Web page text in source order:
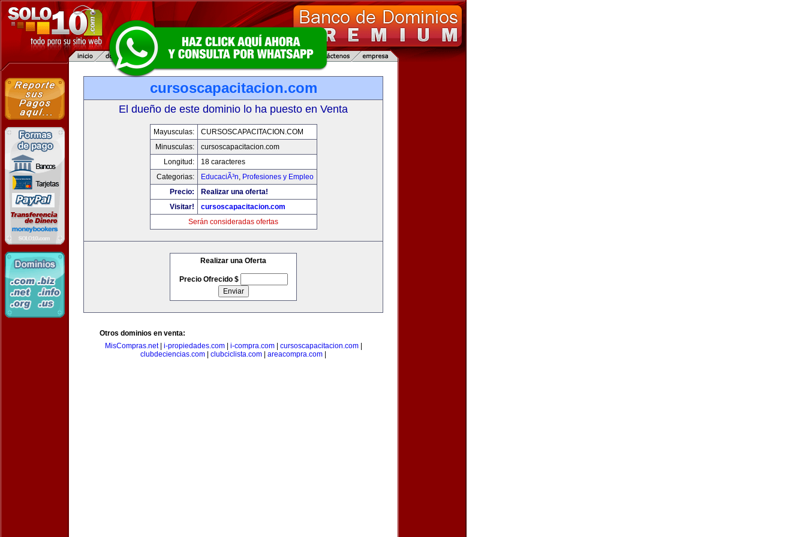
cursoscapacitacion.com
El dueño de este dominio lo ha puesto en Venta
Mayusculas:
CURSOSCAPACITACION.COM
Minusculas:
cursoscapacitacion.com
Longitud:
18 caracteres
Categorias:
EducaciÃ³n, Profesiones y Empleo
Precio:
Realizar una oferta!
Visitar!
cursoscapacitacion.com
Serán consideradas ofertas
Realizar una Oferta
Precio Ofrecido $
Otros dominios en venta:
MisCompras.net| i-propiedades.com| i-compra.com| cursoscapacitacion.com|
clubdeciencias.com
clubciclista.com areacompra.com